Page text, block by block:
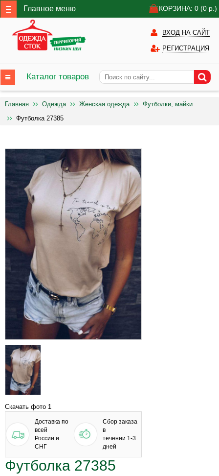
Главное меню КОРЗИНА: 0 (0 р.)
ВХОД НА САЙТ
РЕГИСТРАЦИЯ
Каталог товаров
Главная Одежда Женская одежда
Футболки, майки
Футболка 27385
Скачать фото 1
Доставка по
всей
России и
СНГ
Сбор заказа
в
течении 1-3
дней
Футболка 27385